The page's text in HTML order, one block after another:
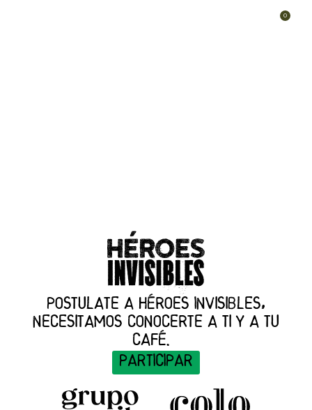
0
Postulate a Héroes Invisibles,
necesitamos conocerte a ti y a tu
café.
PARTICIPAR